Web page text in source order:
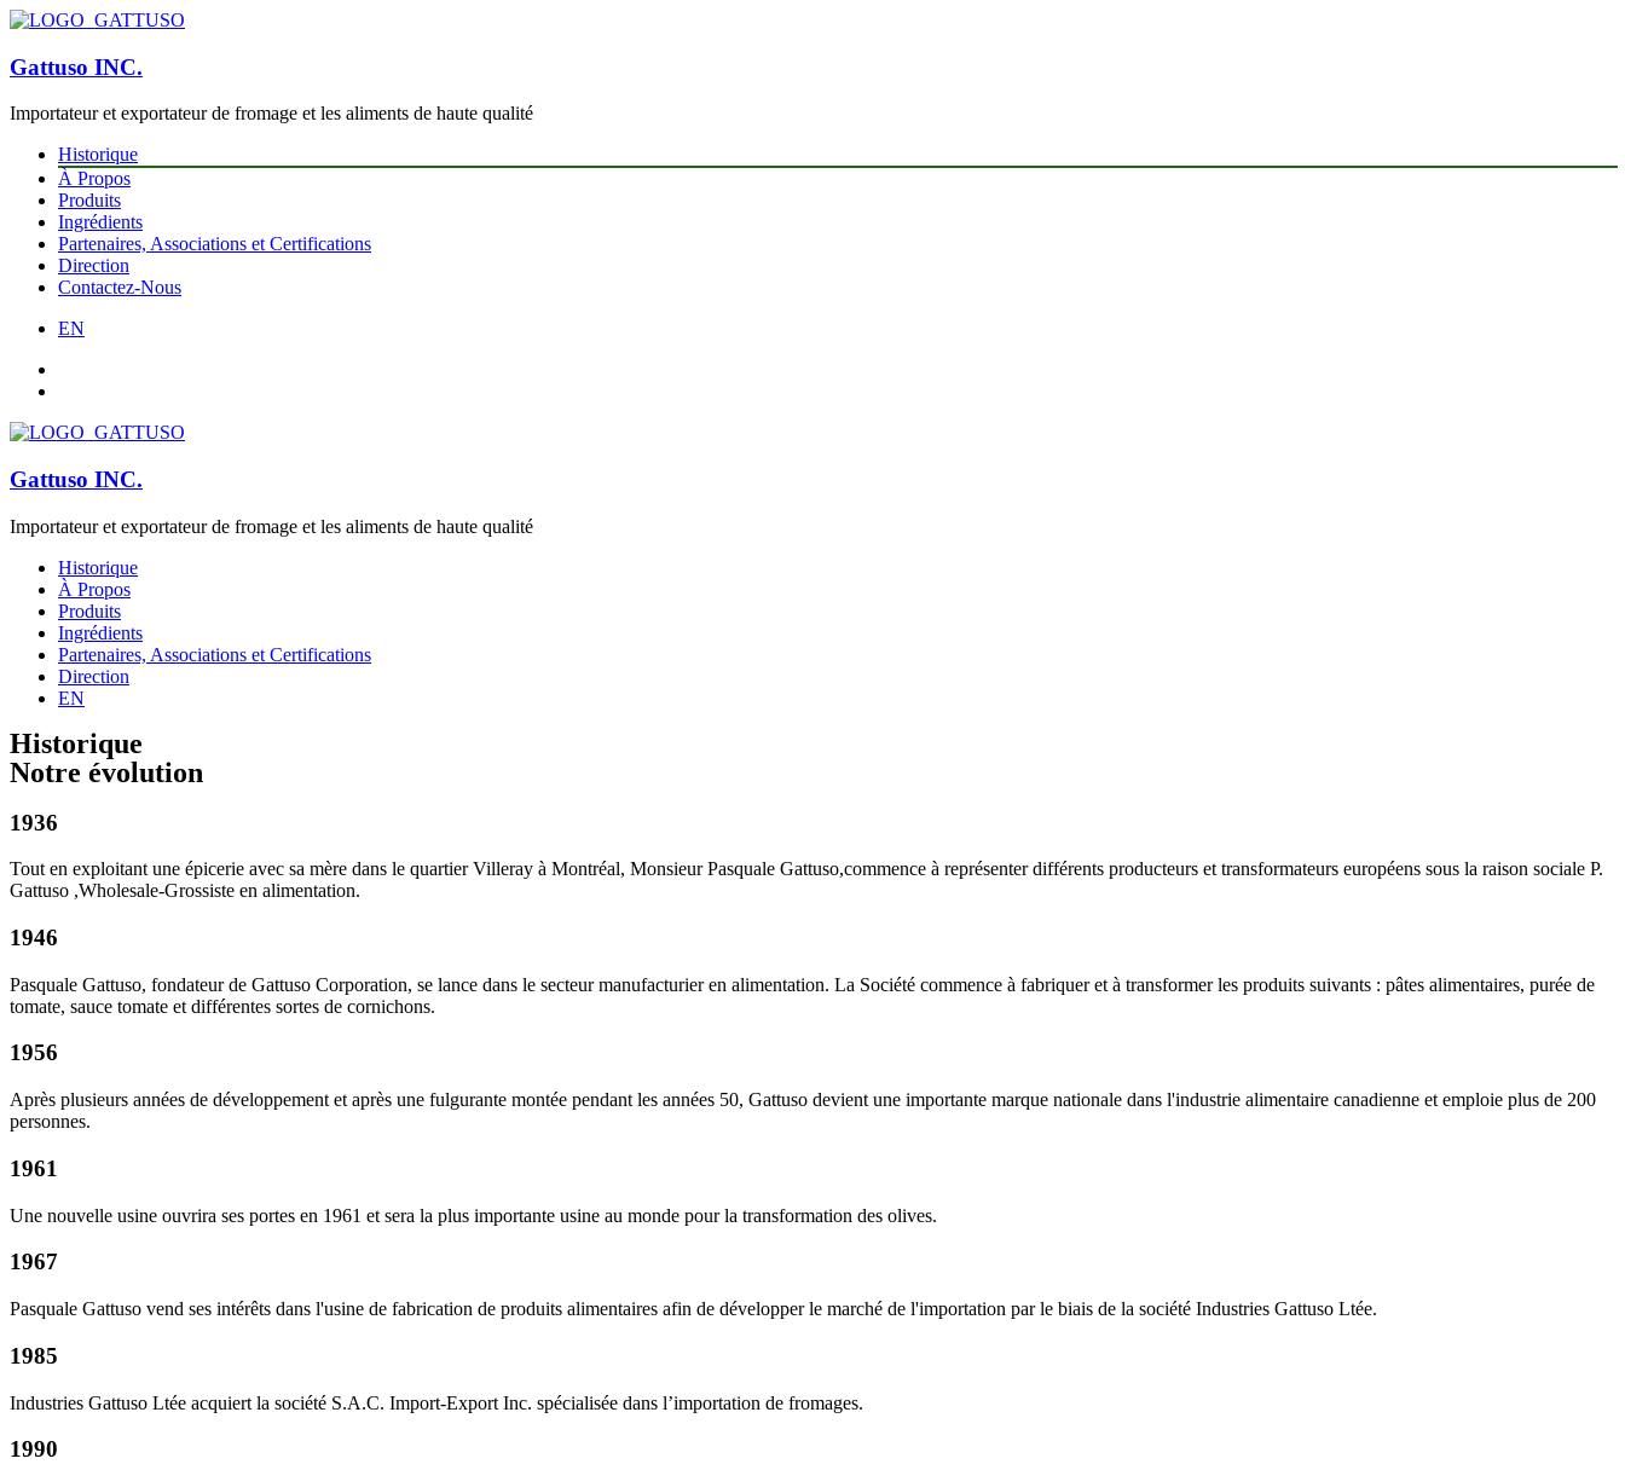
Gattuso INC.
Importateur et exportateur de fromage et les aliments de haute qualité
Historique
À Propos
Produits
Ingrédients
Partenaires, Associations et Certifications
Direction
Contactez-Nous
EN
Gattuso INC.
Importateur et exportateur de fromage et les aliments de haute qualité
Historique
À Propos
Produits
Ingrédients
Partenaires, Associations et Certifications
Direction
EN
Historique
Notre évolution
1936
Tout en exploitant une épicerie avec sa mère dans le quartier Villeray à Montréal, Monsieur Pasquale Gattuso,commence à représenter différents producteurs et transformateurs européens sous la raison sociale P.
Gattuso ,Wholesale-Grossiste en alimentation.
1946
Pasquale Gattuso, fondateur de Gattuso Corporation, se lance dans le secteur manufacturier en alimentation. La Société commence à fabriquer et à transformer les produits suivants : pâtes alimentaires, purée de
tomate, sauce tomate et différentes sortes de cornichons.
1956
Après plusieurs années de développement et après une fulgurante montée pendant les années 50, Gattuso devient une importante marque nationale dans l'industrie alimentaire canadienne et emploie plus de 200
personnes.
1961
Une nouvelle usine ouvrira ses portes en 1961 et sera la plus importante usine au monde pour la transformation des olives.
1967
Pasquale Gattuso vend ses intérêts dans l'usine de fabrication de produits alimentaires afin de développer le marché de l'importation par le biais de la société Industries Gattuso Ltée.
1985
Industries Gattuso Ltée acquiert la société S.A.C. Import-Export Inc. spécialisée dans l’importation de fromages.
1990